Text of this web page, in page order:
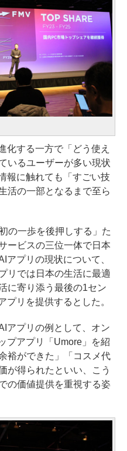
する一方で「どう使え
いるユーザーが多い現状
報に触れても「すごい技
活の一部となるまで至ら
の一歩を後押しする」た
ービスの三位一体で日本
アプリの現状について、
リでは日本の生活に最適
に寄り添う最後の1セン
プリを提供するとした。
アプリの例として、オン
プアプリ「Umore」を紹
裕ができた」「コスメ代
が得られたといい、こう
の価値提供を重視する姿